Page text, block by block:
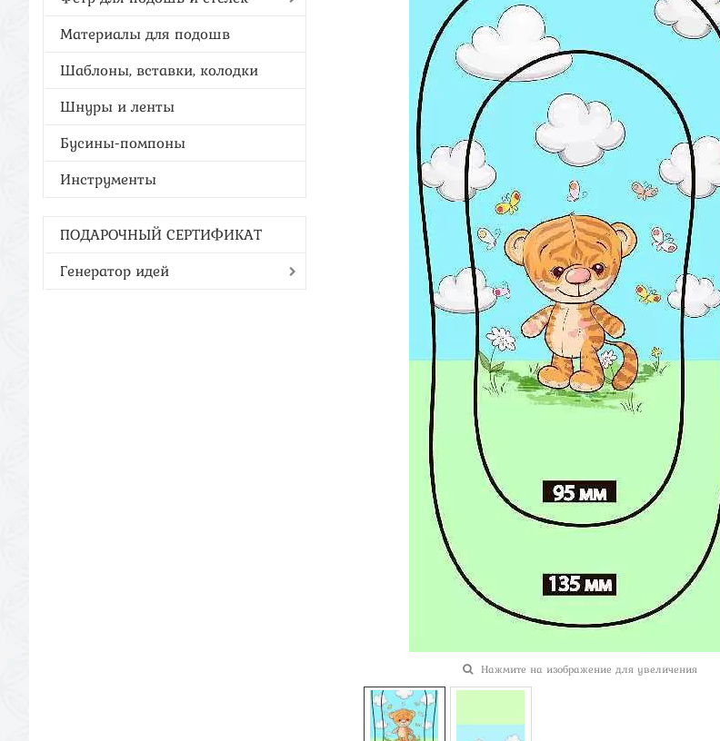
Материалы для подошв
Шаблоны, вставки, колодки
Шнуры и ленты
Бусины-помпоны
Инструменты
ПОДАРОЧНЫЙ СЕРТИФИКАТ
Генератор идей
Нажмите на изображение для увеличения